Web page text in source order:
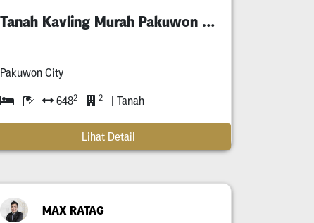
Tanah Kavling Murah Pakuwon City Luar Cluster
Pakuwon City
6482 2 | Tanah
Lihat Detail
MAX RATAG